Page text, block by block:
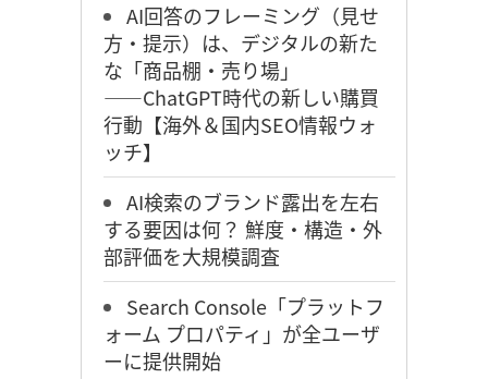
AI回答のフレーミング（見せ
方・提示）は、デジタルの新た
な「商品棚・売り場」
――ChatGPT時代の新しい購買
行動【海外＆国内SEO情報ウォ
ッチ】
AI検索のブランド露出を左右
する要因は何？ 鮮度・構造・外
部評価を大規模調査
Search Console「プラットフ
ォーム プロパティ」が全ユーザ
ーに提供開始